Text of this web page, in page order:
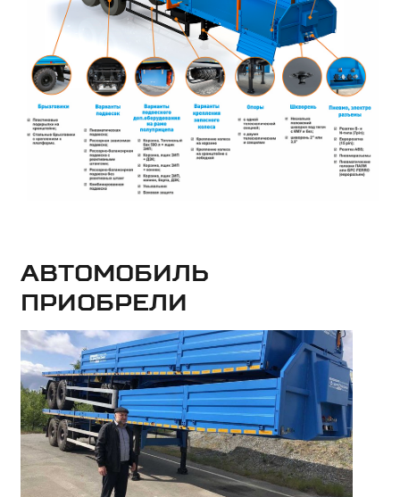
Автомобиль
приобрели